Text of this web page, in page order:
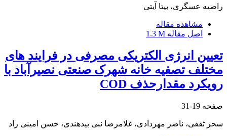
راضیه عسگری، بیتا آیتی
مشاهده مقاله
اصل مقاله 1.3 M
تعیین انرژی الکتریکی مصرفی در فرایند های
مختلف تصفیه خانه شهرک صنعتی نصیرآباد با
رویکرد مقدارحذف COD
صفحه 19-31
سحر ثقفی، ناصر مهردادی، غلامرضا نبی بیدهندی، حسن امینی راد